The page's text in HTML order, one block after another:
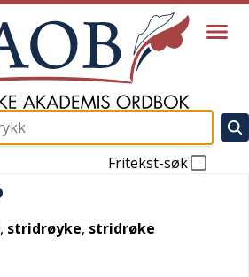
Fritekst-søk
, stridrøyke, stridrøke